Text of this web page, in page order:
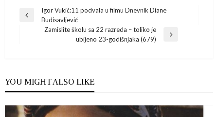
Navigacija
objava
Previous
Igor Vukić:11 podvala u filmu Dnevnik Diane
Budisavljević
Zamislite školu sa 22 razreda – toliko je
ubijeno 23-godišnjaka (679)
YOU MIGHT ALSO LIKE